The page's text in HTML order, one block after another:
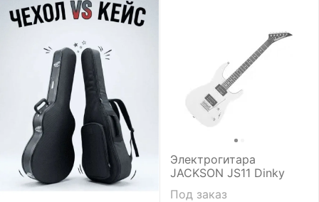
Электрогитара
JACKSON JS11 Dinky
Под заказ